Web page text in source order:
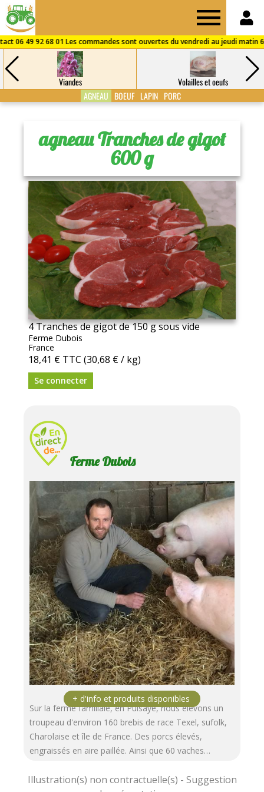
des
Fermes
Viandes
Volailles et oeufs
AGNEAU BOEUF LAPIN PORC
agneau Tranches de gigot
600 g
4 Tranches de gigot de 150 g sous vide
Ferme Dubois
France
18,41 € TTC (30,68 € / kg)
Se connecter
Ferme Dubois
Sur la ferme familiale, en Puisaye, nous élevons un
troupeau d'environ 160 brebis de race Texel, sufolk,
Charolaise et île de France. Des porcs élevés,
engraissés en aire paillée. Ainsi que 60 vaches…